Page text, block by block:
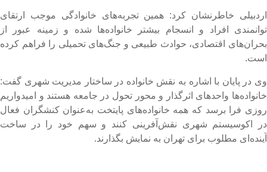
خاطرنشان کرد: همین تجربه‌های خانوادگی موجب ارتقای
افراد و انسجام بیشتر خانواده‌ها شده و زمینه عبور از
اقتصادی، حوادث طبیعی و جنگ‌های تحمیلی را فراهم کرده
در پایان با اشاره به نقش خانواده در ساختار مدیریت شهری گفت:
واحدهای اثرگذار و محور تحول در جامعه هستند و امیدواریم
فرا برسد که همه خانواده‌های پایتخت به‌عنوان کنشگران فعال
اکوسیستم شهری نقش‌آفرینی کنند و سهم خود را در ساخت
مطلوب برای تهران به نمایش بگذارند.